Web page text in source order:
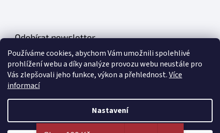
Používáme cookies, abychom Vám umožnili spolehlivé
prohlížení webu a díky analýze provozu webu neustále pro
Vás zlepšovali jeho funkce, výkon a přehlednost.Více
informací
Nastavení
Odebírat newsletter
Vložte svůj e-mail a my vám budeme zasílat informace o nových
produktech na našem e-shopu.
E-mail